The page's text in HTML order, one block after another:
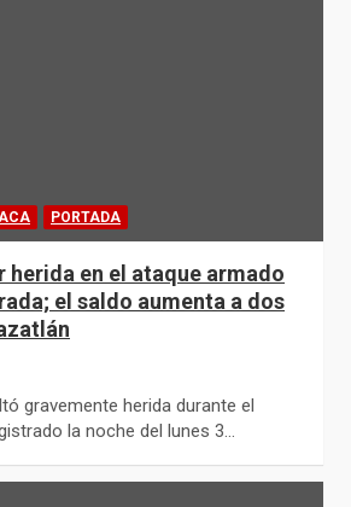
PORTADA
herida en el ataque armado
el saldo aumenta a dos
gravemente herida durante el
la noche del lunes 3…